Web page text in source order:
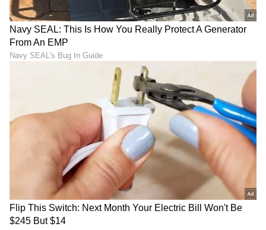
ಮಾಡ್ಬಹುದು. ಕಾಫಿ ಪುಡಿ ತೇವಾಂಶ ಮತ್ತು ವಾಸನೆಯನ್ನು
ಸುಲಭವಾಗಿ ಹೀರಿಕೊಳ್ಳುತ್ತದೆ. ಸಣ್ಣ ಪ್ಲೇಟ್ ನಲ್ಲಿ 2 ಟೀ
ಚಮಚ ಕಾಫಿ ಪುಡಿಯನ್ನು ಹಾಕಿ ಅದನ್ನು ಲಿವಿಂಗ್ ರೂಮ್
ಟೇಬಲ್ ಅಥವಾ ನಿಮ್ಮ ಮಲಗುವ ಕೋಣೆಯಲ್ಲಿ ಇಡಿ. ಇದು
ರೂಮ್ ನಾದ್ಯಂತ ಗುರವಾದ ಮತ್ತು ಆಹ್ಲಾದಕರವಾದ
ಸುಗಂಧ ಬೀರುತ್ತದೆ.